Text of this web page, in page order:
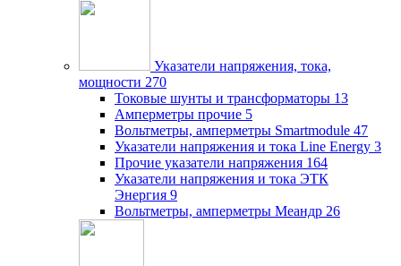
Указатели напряжения, тока,
мощности 270
Токовые шунты и трансформаторы 13
Амперметры прочие 5
Вольтметры, амперметры Smartmodule 47
Указатели напряжения и тока Line Energy 3
Прочие указатели напряжения 164
Указатели напряжения и тока ЭТК
Энергия 9
Вольтметры, амперметры Меандр 26